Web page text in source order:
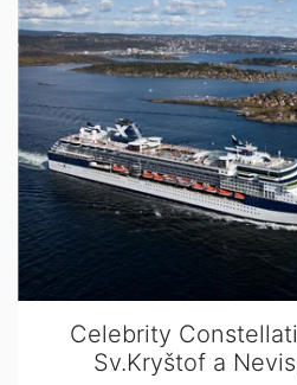
Celebrity
Sv.Kryštof a